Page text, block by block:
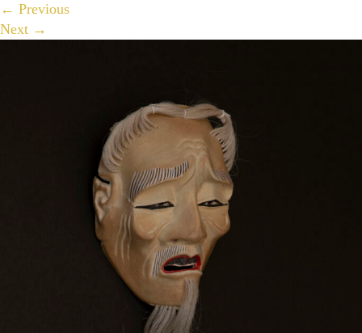
← Previous
Next →